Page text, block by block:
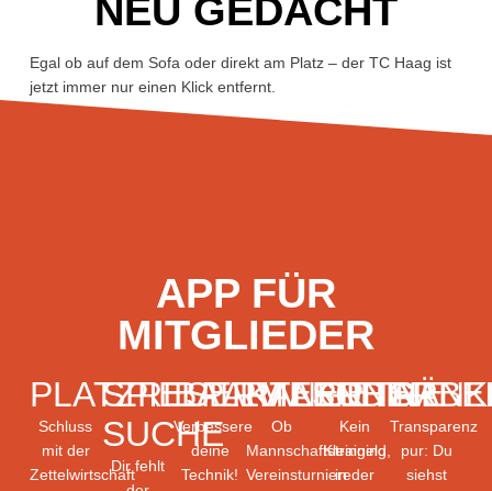
NEU GEDACHT
Egal ob auf dem Sofa oder direkt am Platz – der TC Haag ist
jetzt immer nur einen Klick entfernt.
APP FÜR
MITGLIEDER
PLATZRESERVIERUNG
Schluss
mit der
Zettelwirtschaft
SPIELPARTNER
SUCHE
Dir fehlt
BALLMASCHINE
Verbessere
deine
Technik!
KALENDER
Ob
Mannschaftstraining,
Vereinsturniere
Kein
Kleingeld
in der
Transparenz
pur: Du
siehst